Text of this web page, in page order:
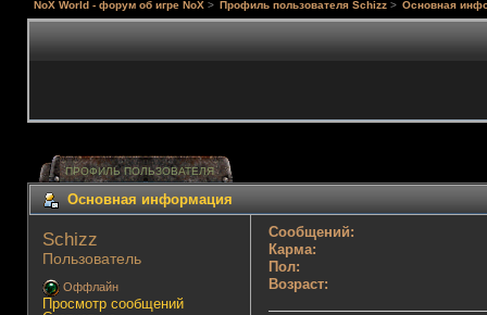
NoX World - форум об игре NoX > Профиль пользователя Schizz > Основная
ПРОФИЛЬ ПОЛЬЗОВАТЕЛЯ
Основная информация
Schizz
Пользователь
Оффлайн
Просмотр сообщений
Сообщений:
Карма:
Пол:
Возраст: